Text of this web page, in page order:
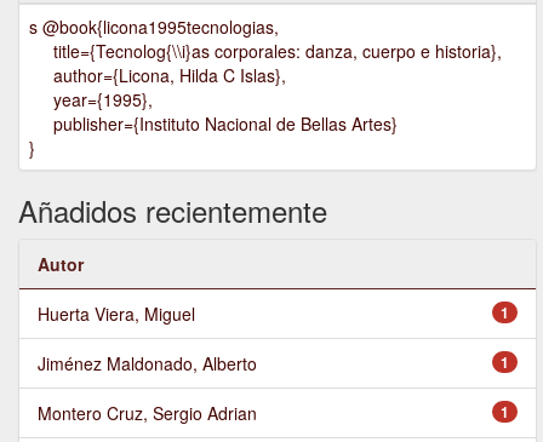
s @book{licona1995tecnologias,
title={Tecnolog{\\i}as corporales: danza, cuerpo e historia},
author={Licona, Hilda C Islas},
year={1995},
publisher={Instituto Nacional de Bellas Artes}
}
Añadidos recientemente
Autor
1
Huerta Viera, Miguel
1
Jiménez Maldonado, Alberto
1
Montero Cruz, Sergio Adrian